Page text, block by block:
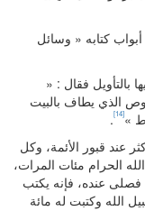
كتابه « وسائل
بالتأويل فقال : «
الذي يطاف بالبيت
»
[14]
.
عند قبور الأئمة، وكل
الحرام مئات المرات،
فصلى عنده، فإنه يكتب
الله وكتبت له مائة